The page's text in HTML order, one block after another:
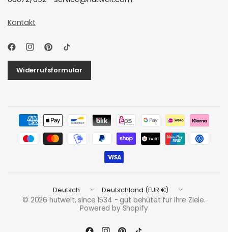
Kontakt
Widerrufsformular
Land/Region
aktualisieren
Land/Region
aktualisieren
© 2026 hutwelt, since 1534 - gut behütet für Ihre Ziele.
Powered by Shopify